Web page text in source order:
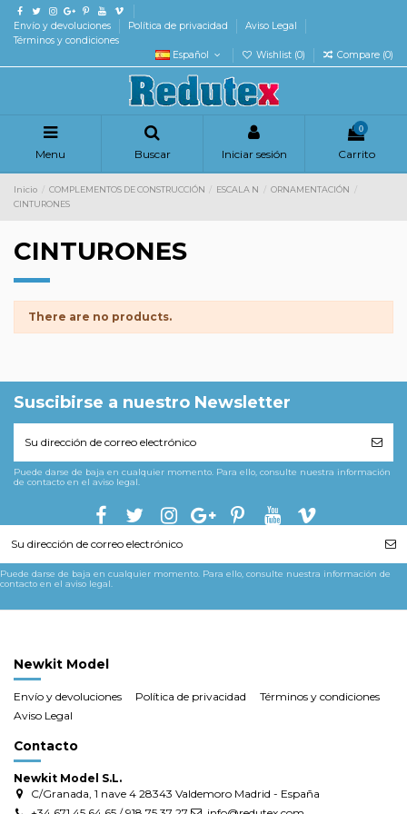
Envío y devoluciones Política de privacidad
Aviso Legal
Términos y condiciones
Español
Wishlist (0) Compare (0)
Menu Buscar Iniciar sesión
0
Carrito
Inicio COMPLEMENTOS DE CONSTRUCCIÓN ESCALA N
ORNAMENTACIÓN
CINTURONES
CINTURONES
There are no products.
Suscibirse a nuestro Newsletter
Puede darse de baja en cualquier momento. Para ello, consulte nuestra información
de contacto en el aviso legal.
Puede darse de baja en cualquier momento. Para ello, consulte nuestra información de
contacto en el aviso legal.
Newkit Model
Envío y devoluciones Política de privacidad
Términos y condiciones
Aviso Legal
Contacto
Newkit Model S.L.
C/Granada, 1 nave 4 28343 Valdemoro Madrid - España